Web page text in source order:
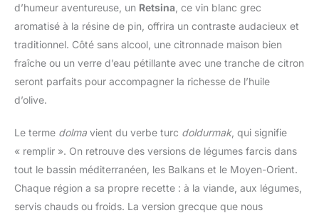
d’humeur aventureuse, un Retsina , ce vin blanc grec
aromatisé à la résine de pin, offrira un contraste audacieux et
traditionnel. Côté sans alcool, une citronnade maison bien
fraîche ou un verre d’eau pétillante avec une tranche de citron
seront parfaits pour accompagner la richesse de l’huile
d’olive.
Le terme dolma vient du verbe turc doldurmak, qui signifie
« remplir ». On retrouve des versions de légumes farcis dans
tout le bassin méditerranéen, les Balkans et le Moyen-Orient.
Chaque région a sa propre recette : à la viande, aux légumes,
servis chauds ou froids. La version grecque que nous